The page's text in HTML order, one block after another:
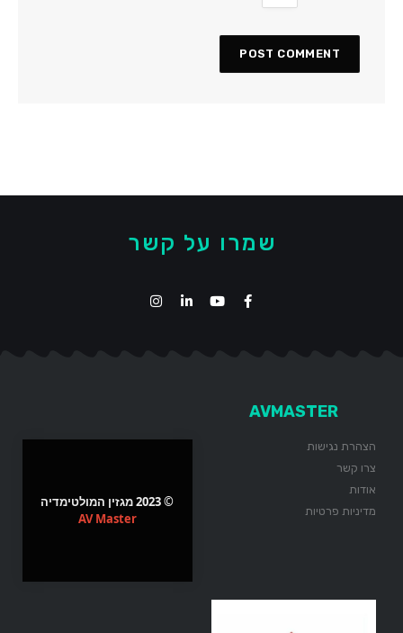
שמרו על קשר
AVMASTER
הצהרת נגישות
צרו קשר
אודות
מדיניות פרטיות
© 2023 מגזין המולטימדיה
AV Master